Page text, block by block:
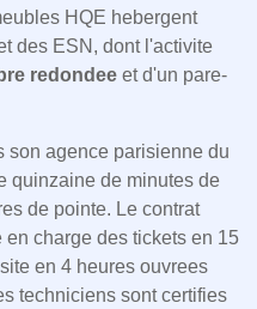
HQE hebergent
des ESN, dont l'activite
redondee et d'un pare-
son agence parisienne du
quinzaine de minutes de
de pointe. Le contrat
charge des tickets en 15
en 4 heures ouvrees
techniciens sont certifies